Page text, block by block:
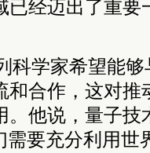
已经迈出了重要
科学家希望能
和合作，这对推
。他说，量子技
需要充分利用世